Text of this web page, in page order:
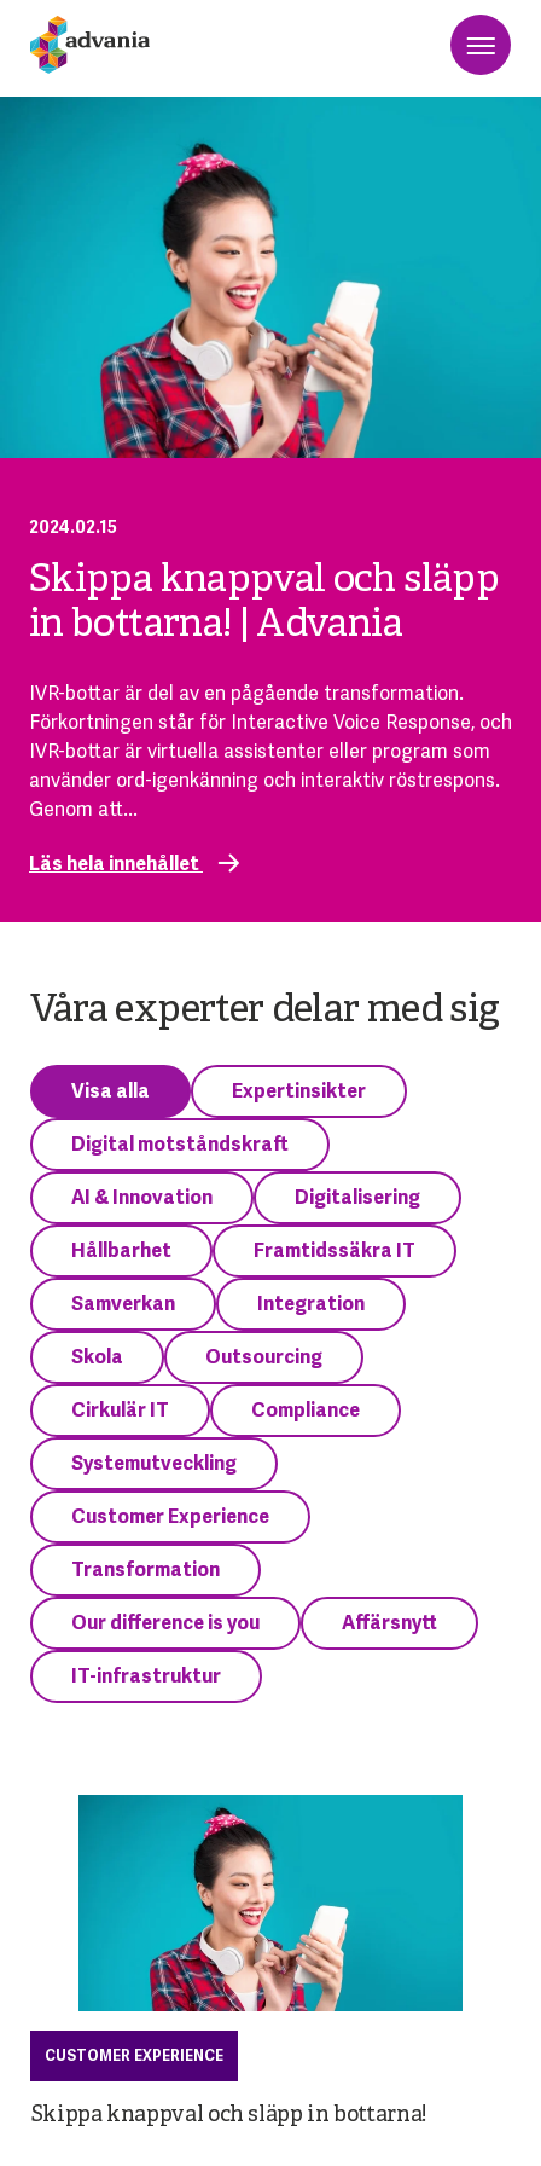
2024.02.15
Skippa knappval och släpp
in bottarna! | Advania
IVR-bottar är del av en pågående transformation.
Förkortningen står för Interactive Voice Response, och
IVR-bottar är virtuella assistenter eller program som
använder ord-igenkänning och interaktiv röstrespons.
Genom att...
Läs hela innehållet
Våra experter delar med sig
Visa alla Expertinsikter
Digital motståndskraft
AI & Innovation Digitalisering
Hållbarhet Framtidssäkra IT
Samverkan Integration
Skola Outsourcing
Cirkulär IT Compliance
Systemutveckling
Customer Experience
Transformation
Our difference is you Affärsnytt
IT-infrastruktur
CUSTOMER EXPERIENCE
Skippa knappval och släpp in bottarna!